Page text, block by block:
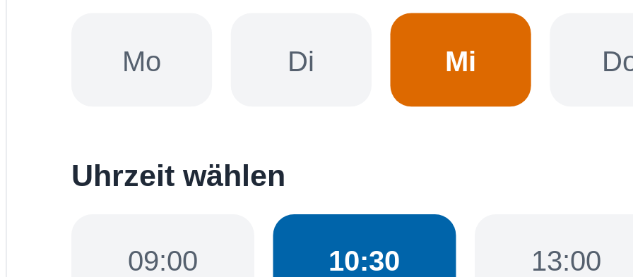
Mo Di Mi
Uhrzeit wählen
09:00 10:30 13:00